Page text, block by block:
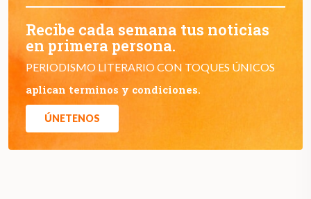
Recibe cada semana tus noticias
en primera persona.
PERIODISMO LITERARIO CON TOQUES ÚNICOS
aplican terminos y condiciones.
ÚNETENOS